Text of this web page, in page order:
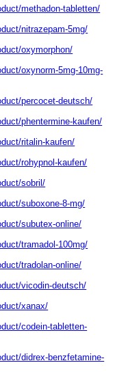
methadon-tabletten/
nitrazepam-5mg/
oxymorphon/
oxynorm-5mg-10mg-
percocet-deutsch/
phentermine-kaufen/
ritalin-kaufen/
rohypnol-kaufen/
sobril/
suboxone-8-mg/
subutex-online/
tramadol-100mg/
tradolan-online/
vicodin-deutsch/
xanax/
codein-tabletten-
didrex-benzfetamine-